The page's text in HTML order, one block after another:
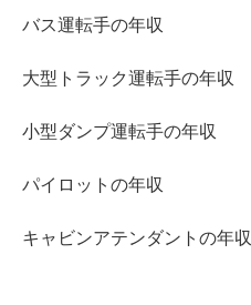
バス運転手の年収
大型トラック運転手の年収
小型ダンプ運転手の年収
パイロットの年収
キャビンアテンダントの年収